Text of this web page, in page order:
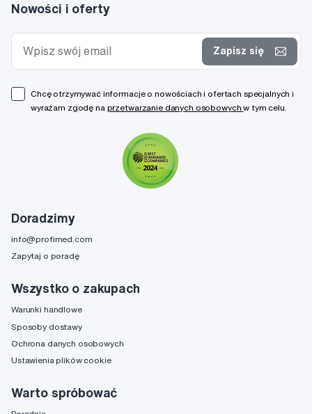
Doradzimy
info@profimed.com
Zapytaj o poradę
Wszystko o zakupach
Warunki handlowe
Sposoby dostawy
Ochrona danych osobowych
Ustawienia plików cookie
Warto spróbować
Nowości i oferty
Zapisz się
Chcę otrzymywać informacje o nowościach i ofertach specjalnych i
wyrażam zgodę na przetwarzanie danych osobowychw tym celu.